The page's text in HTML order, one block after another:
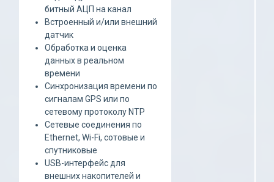
битный АЦП на канал
Встроенный и/или внешний
датчик
Обработка и оценка
данных в реальном
времени
Синхронизация времени по
сигналам GPS или по
сетевому протоколу NTP
Сетевые соединения по
Ethernet, Wi-Fi, сотовые и
спутниковые
USB-интерфейс для
внешних накопителей и